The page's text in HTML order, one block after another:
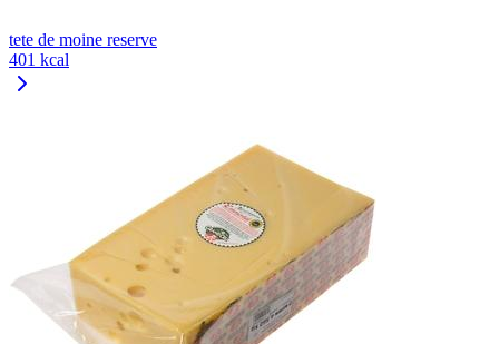
tete de moine reserve
401 kcal